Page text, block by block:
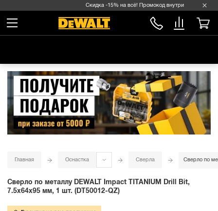
Скидка -15% на всё! Промокод внутри →
Главная Оснастка Сверла Сверло по
Сверло по металлу DEWALT Impact TITANIUM Drill Bit,
7.5x64x95 мм, 1 шт. (DT50012-QZ)